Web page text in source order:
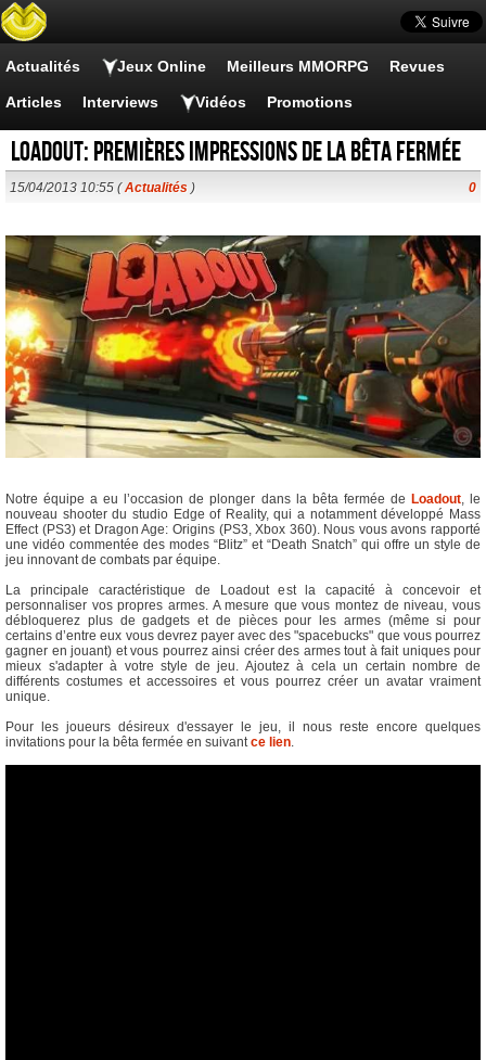
Actualités Jeux Online Meilleurs MMORPG Revues
Articles Interviews Vidéos Promotions
Loadout: Premières impressions de la bêta fermée
15/04/2013 10:55 (Actualités ) 0
Notre équipe a eu l’occasion de plonger dans la bêta fermée de Loadout, le
nouveau shooter du studio Edge of Reality, qui a notamment développé Mass
Effect (PS3) et Dragon Age: Origins (PS3, Xbox 360). Nous vous avons rapporté
une vidéo commentée des modes “Blitz” et “Death Snatch” qui offre un style de
jeu innovant de combats par équipe.
La principale caractéristique de Loadout est la capacité à concevoir et
personnaliser vos propres armes. A mesure que vous montez de niveau, vous
débloquerez plus de gadgets et de pièces pour les armes (même si pour
certains d’entre eux vous devrez payer avec des "spacebucks" que vous pourrez
gagner en jouant) et vous pourrez ainsi créer des armes tout à fait uniques pour
mieux s'adapter à votre style de jeu. Ajoutez à cela un certain nombre de
différents costumes et accessoires et vous pourrez créer un avatar vraiment
unique.
Pour les joueurs désireux d'essayer le jeu, il nous reste encore quelques
invitations pour la bêta fermée en suivantce lien.